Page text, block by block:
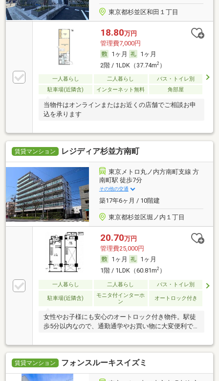
東京都杉並区和田１丁目
18.80万円
管理費7,000円
1ヶ月
1ヶ月
2階 / 1LDK（37.74m2）
一人暮らし 二人暮らし
バス・トイレ別
駐車場(近隣含)
インターネット無料 角部屋
当物件はオンラインまたはお近くの店舗でご相談お申
込を承ります
賃貸マンション レジディア杉並方南町
東京メトロ丸ノ内方南町支線 方
南町駅 徒歩7分
その他の交通
築17年6ヶ月 / 10階建
東京都杉並区堀ノ内１丁目
20.70万円
管理費25,000円
1ヶ月
1ヶ月
1階 / 1LDK（60.81m2）
一人暮らし 二人暮らし バス・トイレ別
駐車場(近隣含)
モニタ付インターホ
ン
オートロック付き
女性やお子様にも安心のオートロック付き物件。駅徒
歩5分以内なので、通勤通学やお買い物に大変便利で
賃貸マンション フォンスルーキスイズミ